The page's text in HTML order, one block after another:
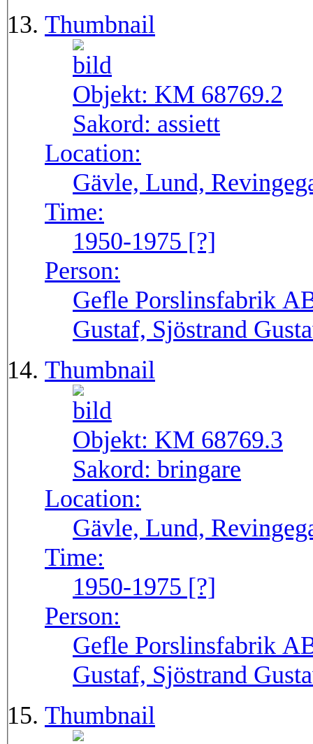
Thumbnail
Objekt: KM 68769.2
Sakord: assiett
Location:
Gävle, Lund,
Time:
1950-1975 [?]
Person:
Gefle Porslinsfabrik
Gustaf, Sjöstrand
Thumbnail
Objekt: KM 68769.3
Sakord: bringare
Location:
Gävle, Lund,
Time:
1950-1975 [?]
Person:
Gefle Porslinsfabrik
Gustaf, Sjöstrand
Thumbnail